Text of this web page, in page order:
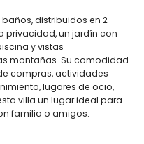
distribuidos en 2
privacidad, un jardín con
y vistas
montañas. Su comodidad
compras, actividades
lugares de ocio,
villa un lugar ideal para
familia o amigos.